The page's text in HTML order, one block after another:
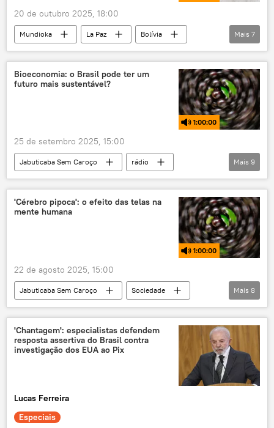
20 de outubro 2025, 18:00
Mundioka La Paz
Bolívia
América do Sul
Mercosul
rádio
podcast
política externa
direita
geopolítica
Mais 7
Bioeconomia: o Brasil pode ter um
futuro mais sustentável?
1:00:00
25 de setembro 2025, 15:00
Jabuticaba Sem Caroço
rádio
podcast
Brasil
Economia
meio ambiente
renda
sociedade civil
Conferência das Nações Unidas sobre as Mudanças Climáticas de 2025 (COP30)
Ministério do Meio Ambiente
Mais 9
'Cérebro pipoca': o efeito das telas na
mente humana
1:00:00
22 de agosto 2025, 15:00
Jabuticaba Sem Caroço
Sociedade
Ciência e Tecnologia
Américas
psicologia
redes sociais
cérebro
rádio
podcast comportamento
Mais 8
'Chantagem': especialistas defendem
resposta assertiva do Brasil contra
investigação dos EUA ao Pix
Lucas Ferreira
Especiais